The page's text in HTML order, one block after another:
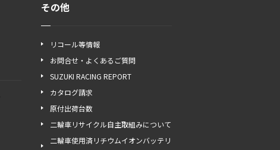
その他
リコール等情報
お問合せ・よくあるご質問
SUZUKI RACING REPORT
カタログ請求
原付出荷台数
二輪車リサイクル自主取組みについて
二輪車使用済リチウムイオンバッテリ